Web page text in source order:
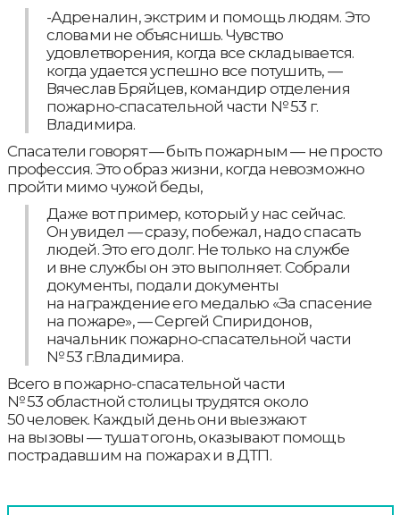
-Адреналин, экстрим и помощь людям. Это
словами не объяснишь. Чувство
удовлетворения, когда все складывается.
когда удается успешно все потушить, —
Вячеслав Бряйцев, командир отделения
пожарно-спасательной части № 53 г.
Владимира.
Спасатели говорят — быть пожарным — не просто
профессия. Это образ жизни, когда невозможно
пройти мимо чужой беды,
Даже вот пример, который у нас сейчас.
Он увидел — сразу, побежал, надо спасать
людей. Это его долг. Не только на службе
и вне службы он это выполняет. Собрали
документы, подали документы
на награждение его медалью «За спасение
на пожаре», — Сергей Спиридонов,
начальник пожарно-спасательной части
№ 53 г.Владимира.
Всего в пожарно-спасательной части
№ 53 областной столицы трудятся около
50 человек. Каждый день они выезжают
на вызовы — тушат огонь, оказывают помощь
пострадавшим на пожарах и в ДТП.